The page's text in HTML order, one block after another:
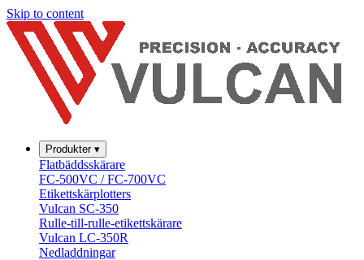
Skip to content
Produkter ▾
Flatbäddsskärare
FC-500VC / FC-700VC
Etikettskärplotters
Vulcan SC-350
Rulle-till-rulle-etikettskärare
Vulcan LC-350R
Nedladdningar